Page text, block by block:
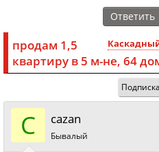
Ответить
продам 1,5
квартиру в 5 м-не, 64
C cazan
Бывалый